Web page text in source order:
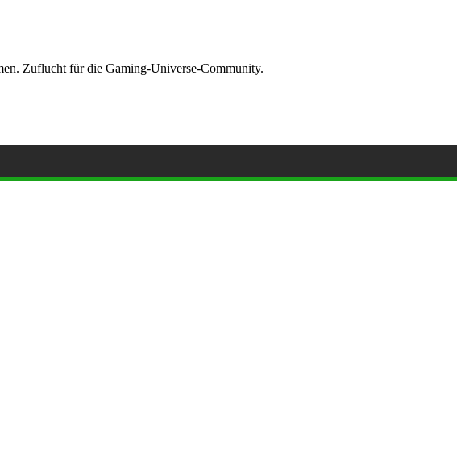
Zuflucht für die Gaming-Universe-Community.